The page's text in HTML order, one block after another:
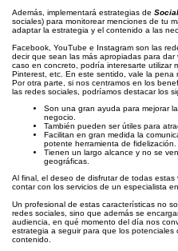
Además, implementará estrategias de
sociales) para monitorear menciones de tu
adaptar la estrategia y el contenido a las
Facebook, YouTube e Instagram son las
decir que sean las más apropiadas para
caso en concreto, podría interesarte utilizar
Pinterest, etc. En este sentido, vale la pena
Por otra parte, si nos centramos en los
las redes sociales, podríamos destacar los
Son una gran ayuda para mejorar
negocio.
También pueden ser útiles para
Facilitan en gran medida la
potente herramienta de fidelización.
Tienen un largo alcance y no se
geográficas.
Al final, el deseo de disfrutar de todas
contar con los servicios de un especialista
Un profesional de estas características no
redes sociales, sino que además se
audiencia, en qué momento del día nos
estrategia a seguir para que los potenciales
contenido.